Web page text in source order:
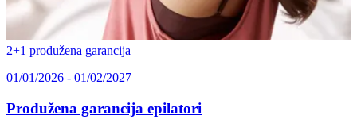
2+1 produžena garancija
01/01/2026 - 01/02/2027
Produžena garancija epilatori